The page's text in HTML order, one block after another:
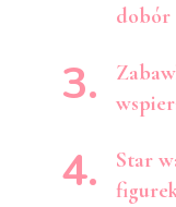
dobór
Star